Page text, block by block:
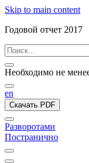
Skip to main content
Годовой отчет 2017
Необходимо не
en
Скачать PDF
Разворотами
Постранично